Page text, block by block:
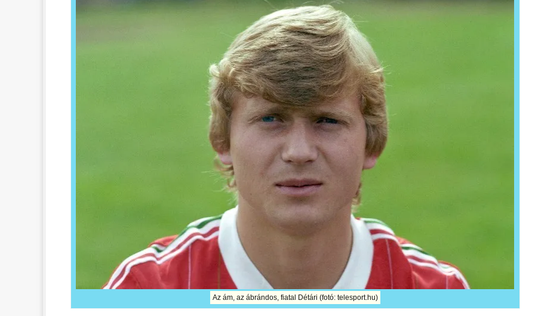
Az ám, az ábrándos, fiatal Détári (fotó: telesport.hu)